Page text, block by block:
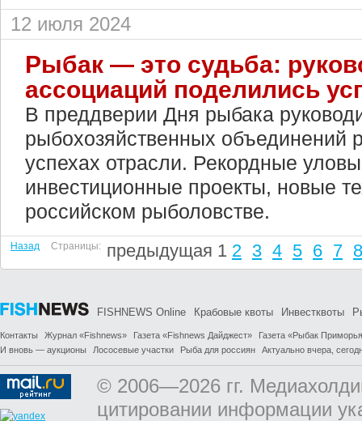
12 июля 2024
Рыбак — это судьба:
ассоциаций поделились
В преддверии Дня рыбака
рыбохозяйственных объединений
успехах отрасли. Рекордные
инвестиционные проекты, новые
российском рыболовстве.
Назад Страницы: предыдущая 1 2 3 4 5 6 7 8
FISHNEWS Online Крабовые квоты Инвестквоты
Контакты Журнал «Fishnews» Газета «Fishnews Дайджест»
Газета «Рыбак
И вновь — аукционы
Лососевые участки Рыба для россиян Актуально вчера,
© 2006—2026 гг.
цитировании информации